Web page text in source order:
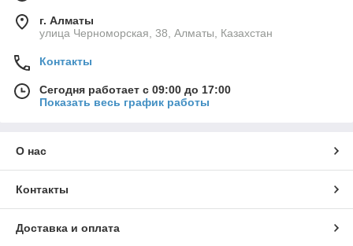
г. Алматы
улица Черноморская, 38, Алматы, Казахстан
Контакты
Сегодня работает с 09:00 до 17:00
Показать весь график работы
О нас
Контакты
Доставка и оплата